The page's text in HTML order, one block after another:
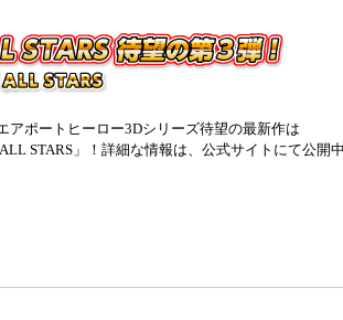
つくばエキスポセンター 特別展「飛ぶひみつ」のイベ
つくばエキスポセンター 特別展「飛ぶひみつ」参加の
た！追加ステージを公開しました！
＆リツイートキャンペーン開催！
ムービーを公開しました。
を公開しました。
アポートヒーロー3Dシリーズ待望の最新作は
ALL STARS」！詳細な情報は、公式サイトにて公開